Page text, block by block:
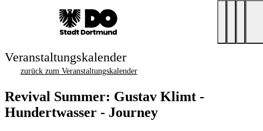
Veranstaltungskalender
zurück zum Veranstaltungskalender
Revival Summer: Gustav Klimt -
Hundertwasser - Journey